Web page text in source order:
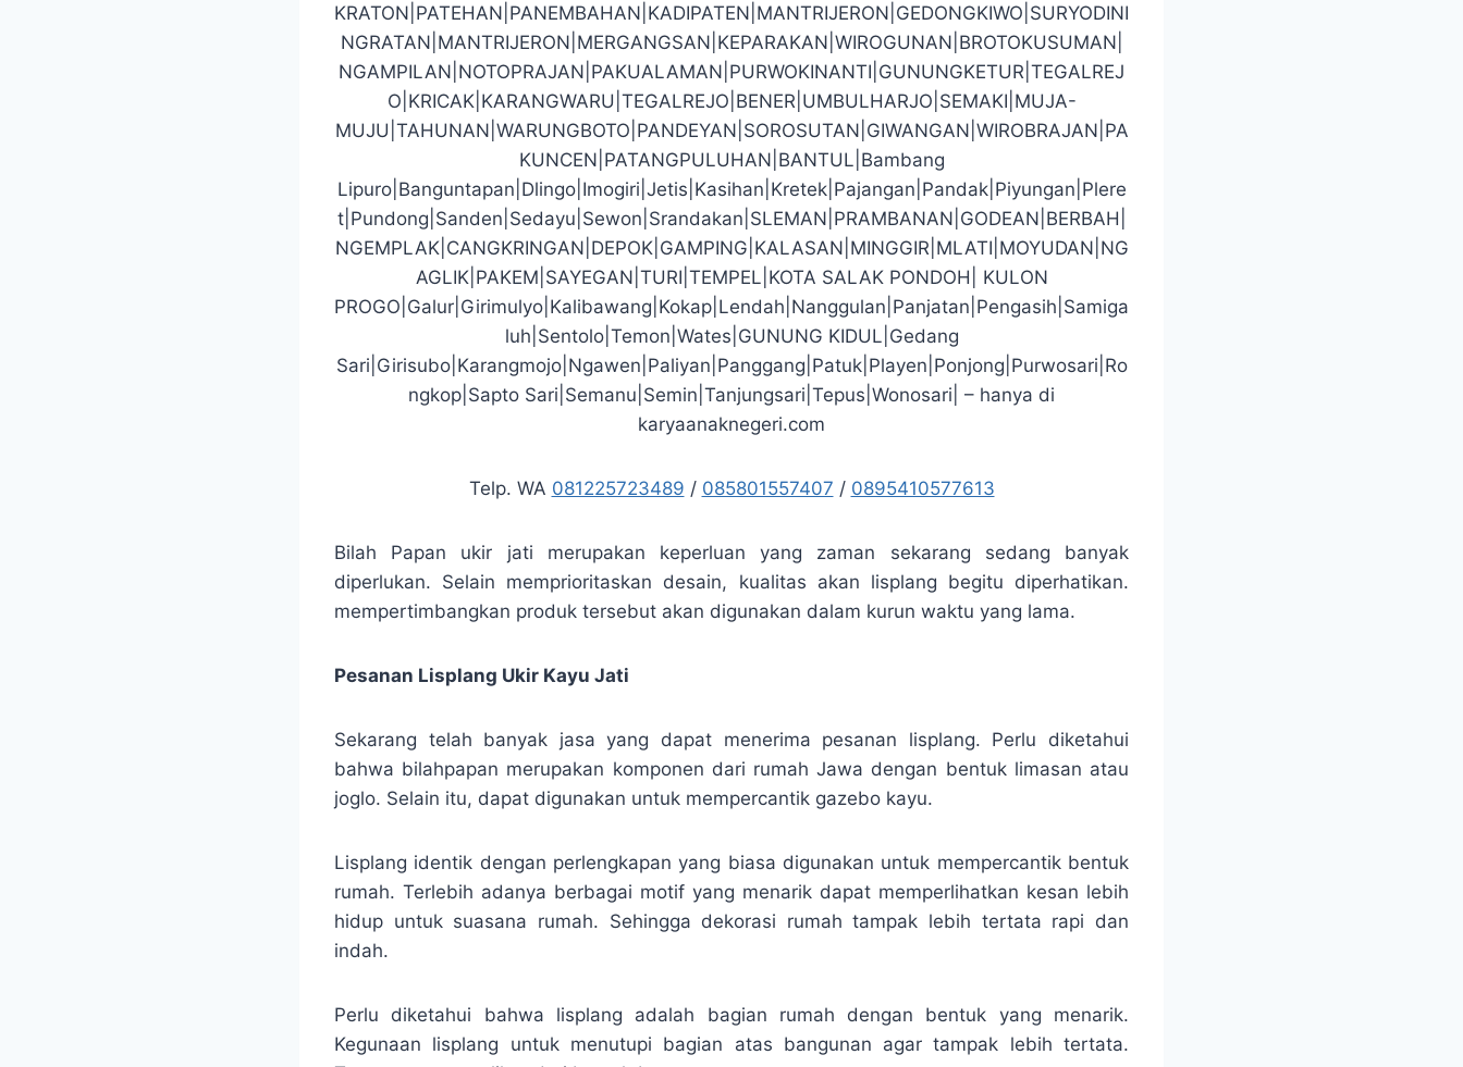
KRATON|PATEHAN|PANEMBAHAN|KADIPATEN|MANTRIJERON|GEDONGKIWO|SURYODINI
NGRATAN|MANTRIJERON|MERGANGSAN|KEPARAKAN|WIROGUNAN|BROTOKUSUMAN|
NGAMPILAN|NOTOPRAJAN|PAKUALAMAN|PURWOKINANTI|GUNUNGKETUR|TEGALREJ
O|KRICAK|KARANGWARU|TEGALREJO|BENER|UMBULHARJO|SEMAKI|MUJA-
MUJU|TAHUNAN|WARUNGBOTO|PANDEYAN|SOROSUTAN|GIWANGAN|WIROBRAJAN|PA
KUNCEN|PATANGPULUHAN|BANTUL|Bambang
Lipuro|Banguntapan|Dlingo|Imogiri|Jetis|Kasihan|Kretek|Pajangan|Pandak|Piyungan|Plere
t|Pundong|Sanden|Sedayu|Sewon|Srandakan|SLEMAN|PRAMBANAN|GODEAN|BERBAH|
NGEMPLAK|CANGKRINGAN|DEPOK|GAMPING|KALASAN|MINGGIR|MLATI|MOYUDAN|NG
AGLIK|PAKEM|SAYEGAN|TURI|TEMPEL|KOTA SALAK PONDOH| KULON
PROGO|Galur|Girimulyo|Kalibawang|Kokap|Lendah|Nanggulan|Panjatan|Pengasih|Samiga
luh|Sentolo|Temon|Wates|GUNUNG KIDUL|Gedang
Sari|Girisubo|Karangmojo|Ngawen|Paliyan|Panggang|Patuk|Playen|Ponjong|Purwosari|Ro
ngkop|Sapto Sari|Semanu|Semin|Tanjungsari|Tepus|Wonosari| – hanya di
karyaanaknegeri.com
Telp. WA 081225723489 / 085801557407 / 0895410577613
Bilah Papan ukir jati merupakan keperluan yang zaman sekarang sedang banyak
diperlukan. Selain memprioritaskan desain, kualitas akan lisplang begitu diperhatikan.
mempertimbangkan produk tersebut akan digunakan dalam kurun waktu yang lama.
Pesanan Lisplang Ukir Kayu Jati
Sekarang telah banyak jasa yang dapat menerima pesanan lisplang. Perlu diketahui
bahwa bilahpapan merupakan komponen dari rumah Jawa dengan bentuk limasan atau
joglo. Selain itu, dapat digunakan untuk mempercantik gazebo kayu.
Lisplang identik dengan perlengkapan yang biasa digunakan untuk mempercantik bentuk
rumah. Terlebih adanya berbagai motif yang menarik dapat memperlihatkan kesan lebih
hidup untuk suasana rumah. Sehingga dekorasi rumah tampak lebih tertata rapi dan
indah.
Perlu diketahui bahwa lisplang adalah bagian rumah dengan bentuk yang menarik.
Kegunaan lisplang untuk menutupi bagian atas bangunan agar tampak lebih tertata.